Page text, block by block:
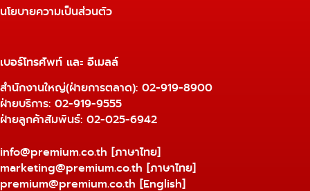
นโยบายความเป็นส่วนตัว
เบอร์โทรศัพท์ และ อีเมลล์
สำนักงานใหญ่(ฝ่ายการตลาด): 02-919-8900
ฝ่ายบริการ: 02-919-9555
ฝ่ายลูกค้าสัมพันธ์: 02-025-6942
info@premium.co.th [ภาษาไทย]
marketing@premium.co.th [ภาษาไทย]
premium@premium.co.th [English]